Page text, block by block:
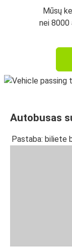
Mūsų
nei 8000
Autobusas
Pastaba: biliete